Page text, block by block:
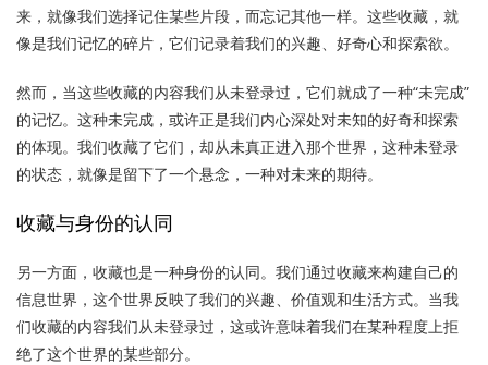
来，就像我们选择记住某些片段，而忘记其他一样。这些收藏，就
像是我们记忆的碎片，它们记录着我们的兴趣、好奇心和探索欲。
然而，当这些收藏的内容我们从未登录过，它们就成了一种“未完成”
的记忆。这种未完成，或许正是我们内心深处对未知的好奇和探索
的体现。我们收藏了它们，却从未真正进入那个世界，这种未登录
的状态，就像是留下了一个悬念，一种对未来的期待。
收藏与身份的认同
另一方面，收藏也是一种身份的认同。我们通过收藏来构建自己的
信息世界，这个世界反映了我们的兴趣、价值观和生活方式。当我
们收藏的内容我们从未登录过，这或许意味着我们在某种程度上拒
绝了这个世界的某些部分。